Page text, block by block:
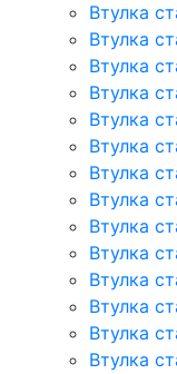
Втулка
Втулка
Втулка
Втулка
Втулка
Втулка
Втулка
Втулка
Втулка
Втулка
Втулка
Втулка
Втулка
Втулка